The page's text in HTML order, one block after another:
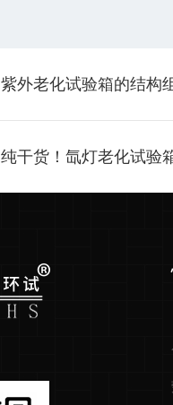
紫外老化试验箱的结构
纯干货！氙灯老化试验